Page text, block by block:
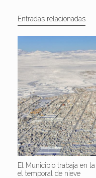
Entradas relacionadas
El Municipio trabaja en
el temporal de nieve